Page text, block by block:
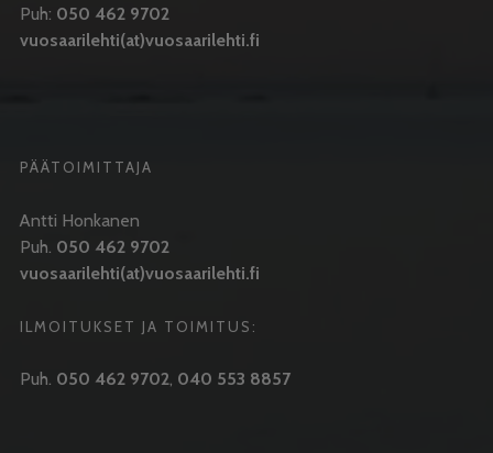
Puh: 050 462 9702
vuosaarilehti(at)vuosaarilehti.fi
PÄÄTOIMITTAJA
Antti Honkanen
Puh. 050 462 9702
vuosaarilehti(at)vuosaarilehti.fi
ILMOITUKSET JA TOIMITUS:
Puh. 050 462 9702, 040 553 8857